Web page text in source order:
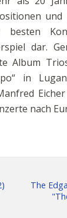
und
besten
dar.
Album
in
nach
The